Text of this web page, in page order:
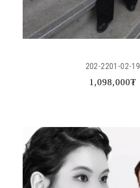
202-2201-02-19
1,098,000₮